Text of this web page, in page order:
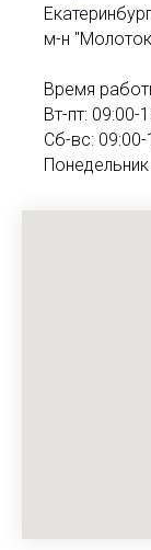
м-н
Время
Вт-пт: 09:00-
Сб-вс: 09:00-